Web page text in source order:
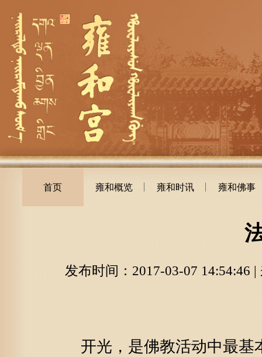
首页 雍和概览 雍和时讯 雍和佛事
发布时间：2017-03-07 14:54:46
开光，是佛教活动中最基